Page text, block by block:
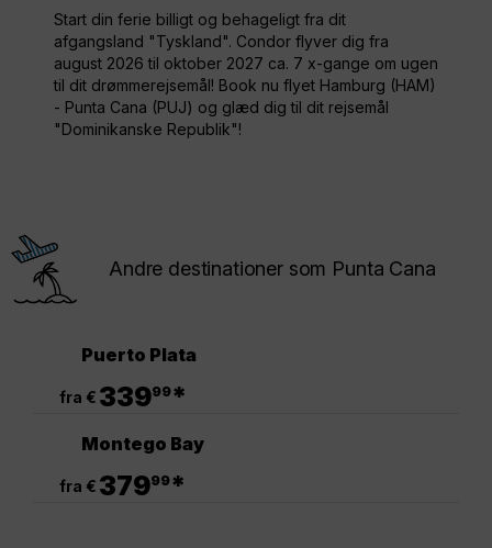
Start din ferie billigt og behageligt fra dit
afgangsland "Tyskland". Condor flyver dig fra
august 2026 til oktober 2027 ca. 7 x-gange om ugen
til dit drømmerejsemål! Book nu flyet Hamburg (HAM)
- Punta Cana (PUJ) og glæd dig til dit rejsemål
"Dominikanske Republik"!
Andre destinationer som Punta Cana
Puerto Plata
fra € 33999*
Montego Bay
fra € 37999*